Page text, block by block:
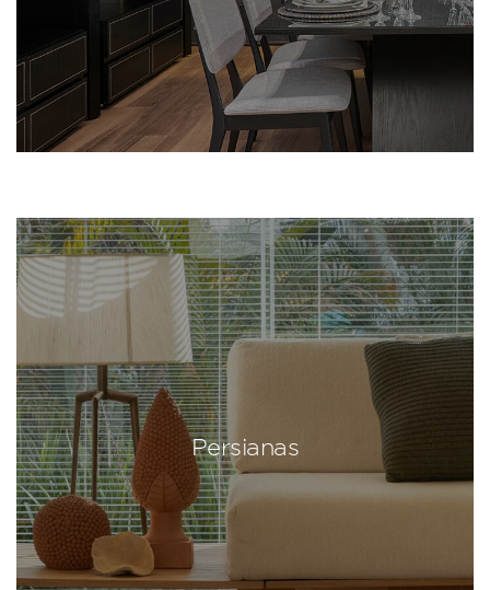
Persianas